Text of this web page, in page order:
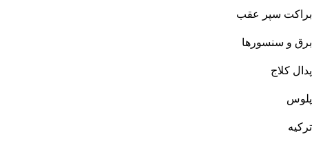
براکت سپر عقب
برق و سنسورها
پدال کلاج
پلوس
ترکیه